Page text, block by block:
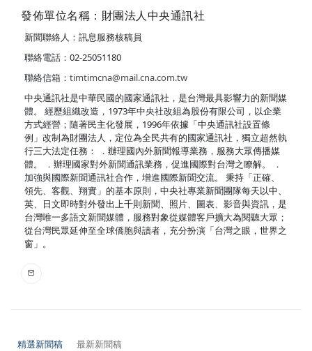
發佈單位名稱：財團法人中央通訊社
新聞聯絡人：訊息服務核稿員
聯絡電話：02-25051180
聯絡信箱： timtimcna@mail.cna.com.tw
中央通訊社是中華民國的國家通訊社，是台灣最具影響力的新聞媒
體。 經歷組織改造，1973年中央社改組為股份有限公司，以企業
方式經營；隨著民主化發展，1996年依據「中央通訊社設置條
例」改制為財團法人，定位為全民共有的國家通訊社，獨立超然執
行三大法定任務： ．辦理國內外新聞報導業務，服務大眾傳播媒
體。 ．辦理國家對外新聞通訊業務，促進國際對台灣之瞭解。 ．
加強與國際新聞通訊社合作，增進國際新聞交流。 秉持「正確、
領先、客觀、翔實」的基本原則，中央社專業新聞團隊每天以中、
英、日文即時對外發出上千則新聞、照片、圖表、影音與資訊，是
台灣唯一多語文新聞媒體，服務對象從媒體客戶擴大為閱聽大眾；
從台灣民眾延伸至全球僑胞與讀者，充分扮演「台灣之眼，世界之
窗」。
精選新聞稿 最新新聞稿